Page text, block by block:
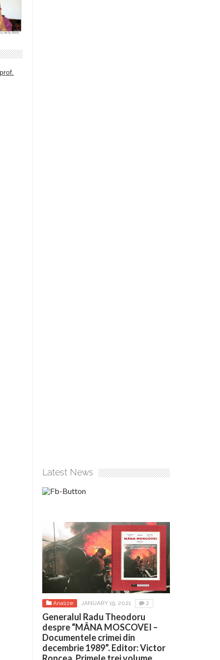
Latest News
Analize JANUARY 19, 2021 2
Generalul Radu Theodoru
despre “MÂNA MOSCOVEI –
Documentele crimei din
decembrie 1989”. Editor: Victor